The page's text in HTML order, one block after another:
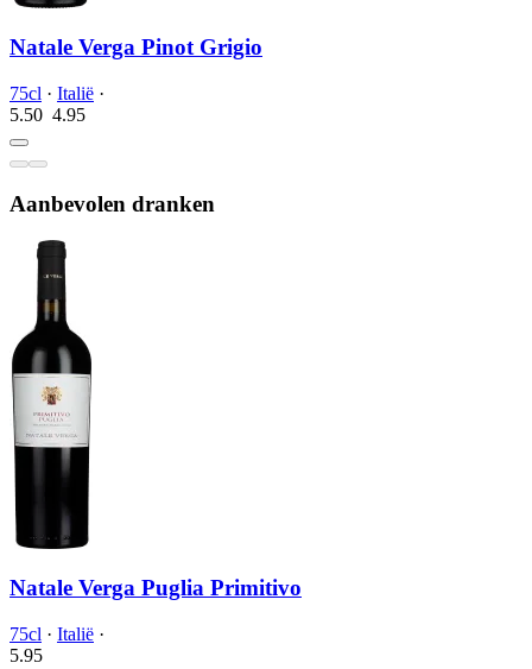
Natale Verga Pinot Grigio
75cl · Italië ·
5.50 4.95
Aanbevolen dranken
Natale Verga Puglia Primitivo
75cl · Italië ·
5.95